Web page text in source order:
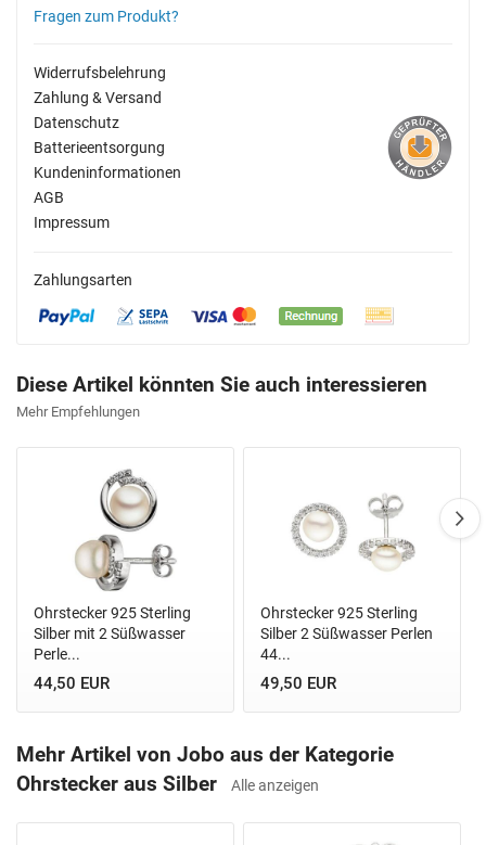
Fragen zum Produkt?
Widerrufsbelehrung
Zahlung & Versand
Datenschutz
Batterieentsorgung
Kundeninformationen
AGB
Impressum
Zahlungsarten
Diese Artikel könnten Sie auch interessieren
Mehr Empfehlungen
Ohrstecker 925 Sterling
Silber mit 2 Süßwasser
Perle...
44,50 EUR
Ohrstecker 925 Sterling
Silber 2 Süßwasser Perlen
44...
49,50 EUR
Mehr Artikel von Jobo aus der Kategorie
Ohrstecker aus Silber
Alle anzeigen